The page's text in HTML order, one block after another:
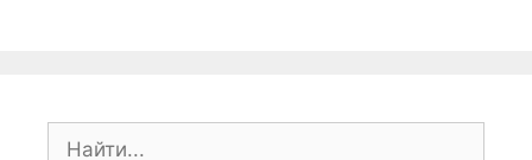
Поиск: